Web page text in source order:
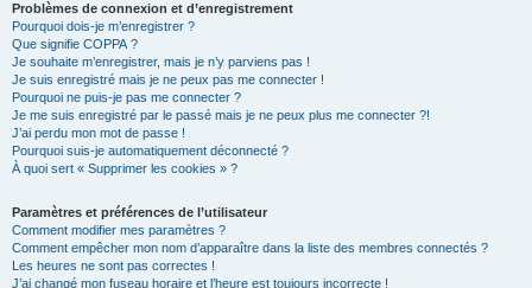
Problèmes de connexion et d’enregistrement
Pourquoi dois-je m’enregistrer ?
Que signifie COPPA ?
Je souhaite m’enregistrer, mais je n’y parviens pas !
Je suis enregistré mais je ne peux pas me connecter !
Pourquoi ne puis-je pas me connecter ?
Je me suis enregistré par le passé mais je ne peux plus me connecter ?!
J’ai perdu mon mot de passe !
Pourquoi suis-je automatiquement déconnecté ?
À quoi sert « Supprimer les cookies » ?
Paramètres et préférences de l’utilisateur
Comment modifier mes paramètres ?
Comment empêcher mon nom d’apparaître dans la liste des membres connectés ?
Les heures ne sont pas correctes !
J’ai changé mon fuseau horaire et l’heure est toujours incorrecte !